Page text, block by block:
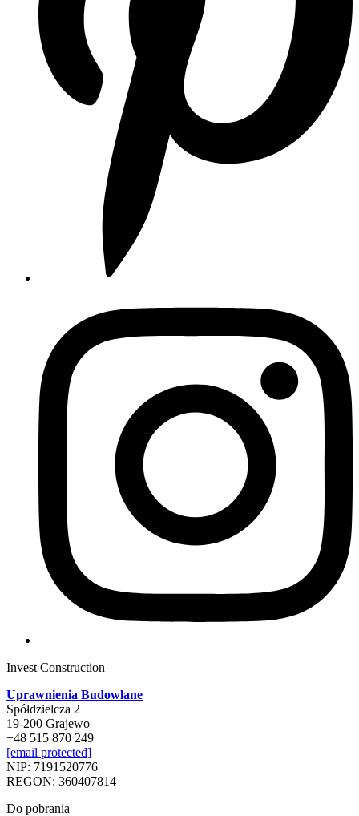
Invest Construction
Uprawnienia Budowlane
Spółdzielcza 2
19-200 Grajewo
+48 515 870 249
[email protected]
NIP: 7191520776
REGON: 360407814
Do pobrania